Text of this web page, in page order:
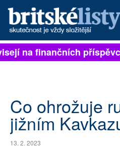
PŘIHLÁSIT
ARCHIV
ROZHOVORY
TÉMATA
na finančních
Co ohrožuje
jižním
13. 2. 2023